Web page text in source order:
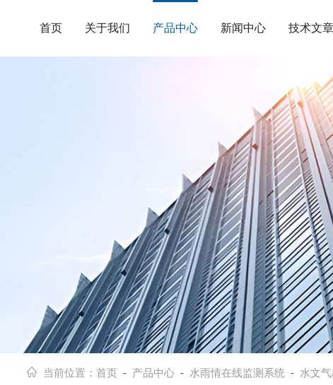
首页 关于我们 产品中心 新闻中心 技术文章
当前位置： 首页 - 产品中心- 水雨情在线监测系统 - 水文